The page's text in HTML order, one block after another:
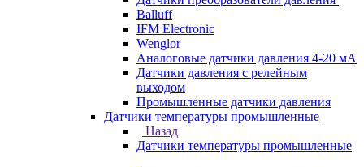
Balluff
IFM Electronic
Wenglor
Аналоговые датчики давления 4-20 мА
Датчики давления с релейным
выходом
Промышленные датчики давления
Датчики температуры промышленные
Назад
Датчики температуры промышленные